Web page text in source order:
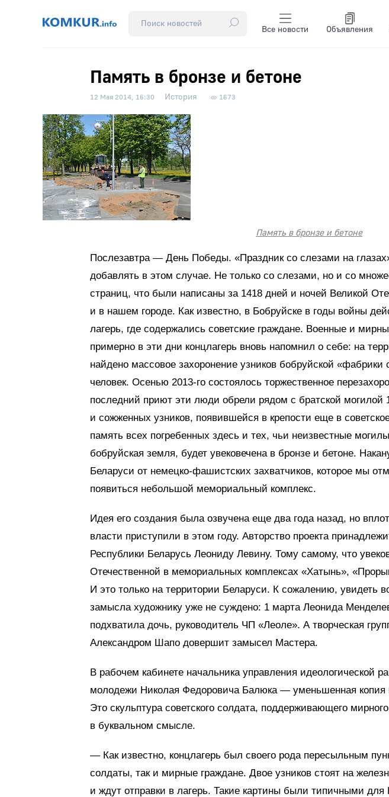
Все новости Объявления
Память в бронзе и бетоне
12 Мая 2014, 16:30 История 1673
Память в бронзе и бетоне
Послезавтра — День Победы. «Праздник со слезами на
добавлять в этом случае. Не только со слезами, но и со
страниц, что были написаны за 1418 дней и ночей Великой
и в нашем городе. Как известно, в Бобруйске в годы войны
лагерь, где содержались советские граждане. Военные и
примерно в эти дни концлагерь вновь напомнил о себе: на
найдено массовое захоронение узников бобруйской
человек. Осенью 2013-го состоялось торжественное
последний приют эти люди обрели рядом с братской могилой
и сожженных узников, появившейся в крепости еще в
память всех погребенных здесь и тех, чьи неизвестные
бобруйская земля, будет увековечена в бронзе и бетоне.
Беларуси от немецко-фашистских захватчиков, которое мы
появиться небольшой мемориальный комплекс.
Идея его создания была озвучена еще два года назад, но
власти приступили в этом году. Авторство проекта
Республики Беларусь Леониду Левину. Тому самому, что
Отечественной в мемориальных комплексах «Хатынь»,
И это только на территории Беларуси. К сожалению, увидеть
замысла художнику уже не суждено: 1 марта Леонида
подхватила дочь, руководитель ЧП «Леоле». А творческая
Александром Шапо довершит замысел Мастера.
В рабочем кабинете начальника управления идеологической
молодежи Николая Федоровича Балюка — уменьшенная копия
Это скульптура советского солдата, поддерживающего
в буквальном смысле.
— Как известно, концлагерь был своего рода пересыльным
солдаты, так и мирные граждане. Двое узников стоят на
и ждут отправки в лагерь. Такие картины были типичными для